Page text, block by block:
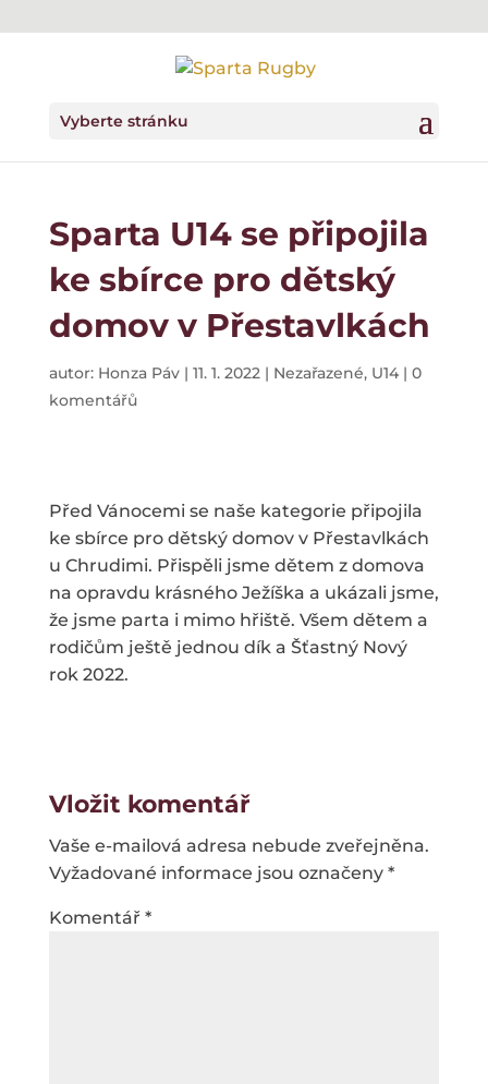
Vyberte stránku
Sparta U14 se připojila
ke sbírce pro dětský
domov v Přestavlkách
autor: Honza Páv| 11. 1. 2022| Nezařazené, U14| 0
komentářů
Před Vánocemi se naše kategorie připojila
ke sbírce pro dětský domov v Přestavlkách
u Chrudimi. Přispěli jsme dětem z domova
na opravdu krásného Ježíška a ukázali jsme,
že jsme parta i mimo hřiště. Všem dětem a
rodičům ještě jednou dík a Šťastný Nový
rok 2022.
Vložit komentář
Vaše e-mailová adresa nebude zveřejněna.
Vyžadované informace jsou označeny *
Komentář *